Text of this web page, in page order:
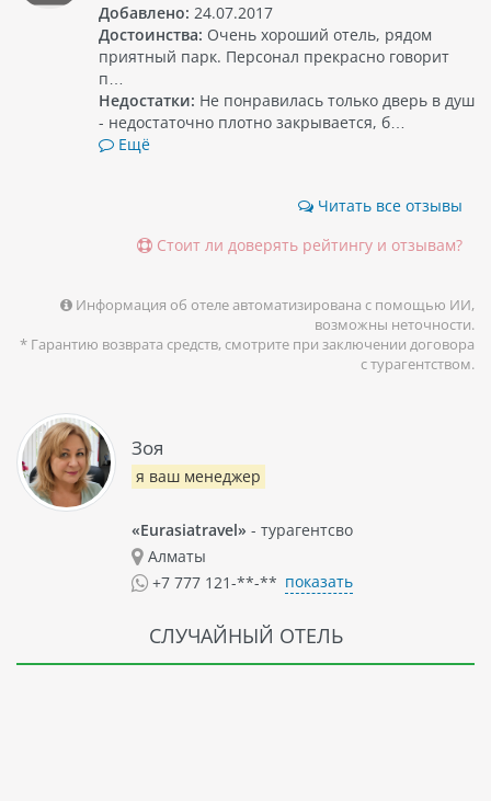
Добавлено: 24.07.2017
Достоинства: Очень хороший отель, рядом
приятный парк. Персонал прекрасно говорит
п…
Недостатки: Не понравилась только дверь в душ
- недостаточно плотно закрывается, б…
Ещё
Читать все отзывы
Стоит ли доверять рейтингу и отзывам?
Информация об отеле автоматизирована с помощью ИИ,
возможны неточности.
* Гарантию возврата средств, смотрите при заключении договора
с турагентством.
Зоя
я ваш менеджер
«Eurasiatravel» - турагентсво
Алматы
+7 777 121-**-** показать
СЛУЧАЙНЫЙ ОТЕЛЬ